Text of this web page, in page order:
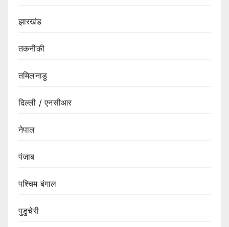
झारखंड
तकनीकी
तमिलनाडु
दिल्ली / एनसीआर
नेपाल
पंजाब
पश्चिम बंगाल
पुडुचेरी